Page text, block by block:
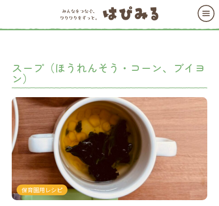
スープ（ほうれんそう・コーン、ブイヨ
ン）
保育園用レシピ